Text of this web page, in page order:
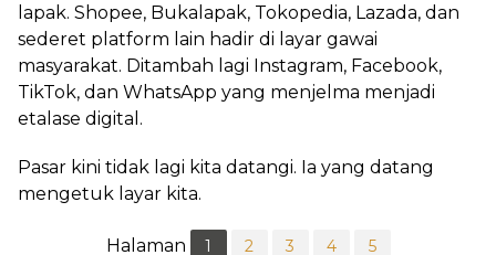
lapak. Shopee, Bukalapak, Tokopedia, Lazada, dan
sederet platform lain hadir di layar gawai
masyarakat. Ditambah lagi Instagram, Facebook,
TikTok, dan WhatsApp yang menjelma menjadi
etalase digital.
Pasar kini tidak lagi kita datangi. Ia yang datang
mengetuk layar kita.
Halaman 1 2 3 4 5